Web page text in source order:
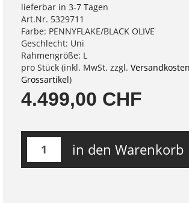
lieferbar in 3-7 Tagen
Art.Nr. 5329711
Farbe: PENNYFLAKE/BLACK OLIVE
Geschlecht: Uni
Rahmengröße: L
pro Stück (inkl. MwSt. zzgl.
Grossartikel)
4.499,00 CHF
in den Warenkorb